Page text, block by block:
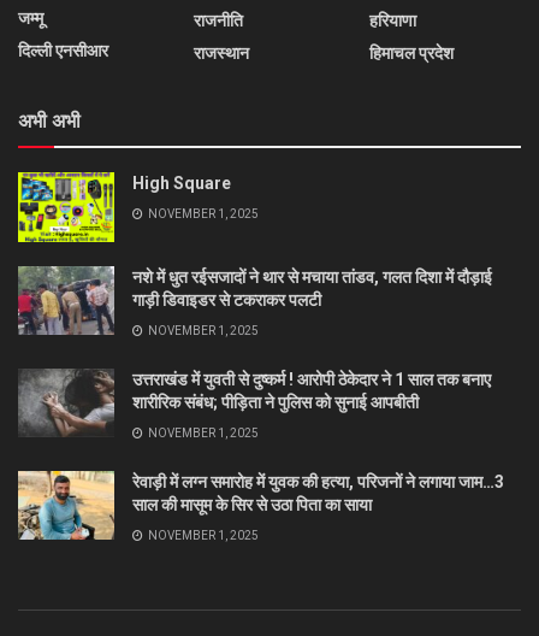
जम्मू
दिल्ली एनसीआर
राजनीति
राजस्थान
हरियाणा
हिमाचल प्रदेश
अभी अभी
High Square
NOVEMBER 1, 2025
नशे में धुत रईसजादों ने थार से मचाया तांडव, गलत दिशा में दौड़ाई
गाड़ी डिवाइडर से टकराकर पलटी
NOVEMBER 1, 2025
उत्तराखंड में युवती से दुष्कर्म ! आरोपी ठेकेदार ने 1 साल तक बनाए
शारीरिक संबंध; पीड़िता ने पुलिस को सुनाई आपबीती
NOVEMBER 1, 2025
रेवाड़ी में लग्न समारोह में युवक की हत्या, परिजनों ने लगाया जाम…3
साल की मासूम के सिर से उठा पिता का साया
NOVEMBER 1, 2025